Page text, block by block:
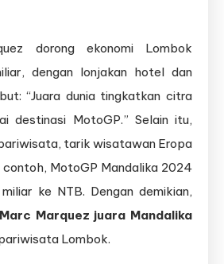
dorong ekonomi Lombok
dengan lonjakan hotel dan
“Juara dunia tingkatkan citra
destinasi MotoGP.” Selain itu,
tarik wisatawan Eropa
contoh, MotoGP Mandalika 2024
ke NTB. Dengan demikian,
Marquez juara Mandalika
Lombok.